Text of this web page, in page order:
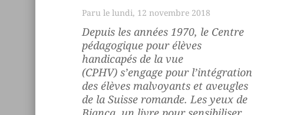
lundi, 12 novembre 2018
Depuis les années 1970, le Centre
pédagogique pour élèves
handicapés de la vue
(CPHV) s’engage pour l’intégration
des élèves malvoyants et aveugles
de la Suisse romande.Les yeux de